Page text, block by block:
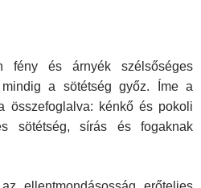
fény és árnyék szélsőséges
a sötétség győz. Íme a
össze­foglalva: kénkő és pokoli
sötétség, sírás és fogaknak